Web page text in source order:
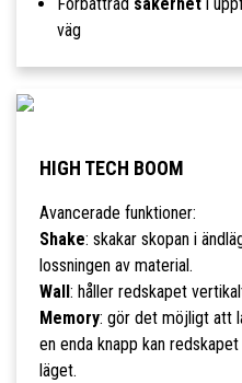
Förbättrad säkerheti
väg
HIGH TECH BOOM
Avancerade funktioner:
Shake: skakar skopan i
lossningen av material.
Wall : håller redskapet
Memory: gör det möjligt att
en enda knapp kan
läget.